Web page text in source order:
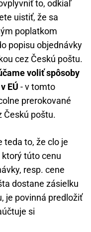
to, odkiaľ
uistiť, že sa
poplatkom
popisu objednávky
cez Českú poštu.
voliť spôsoby
EÚ - v tomto
prerokované
Českú poštu.
teda to, že clo je
túto cenu
resp. cene
dostane zásielku
je povinná predložiť
si